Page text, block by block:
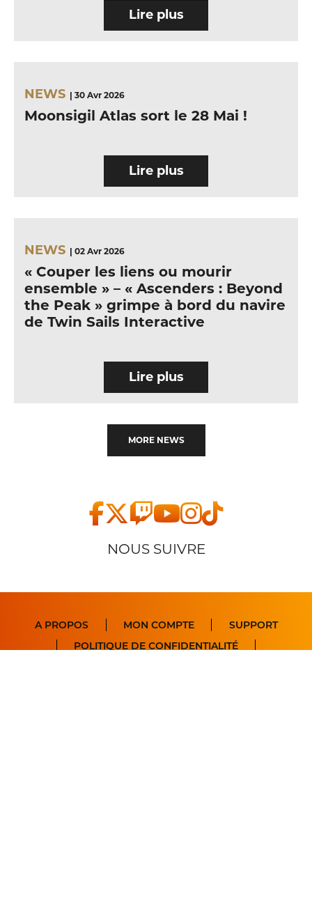
Lire plus
NEWS | 30 Avr 2026
Moonsigil Atlas sort le 28 Mai !
Lire plus
NEWS | 02 Avr 2026
« Couper les liens ou mourir
ensemble » – « Ascenders : Beyond
the Peak » grimpe à bord du navire
de Twin Sails Interactive
Lire plus
MORE NEWS
NOUS SUIVRE
A PROPOS MON COMPTE
SUPPORT
POLITIQUE DE CONFIDENTIALITÉ